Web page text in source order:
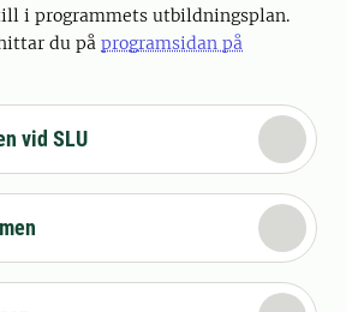
i programmets utbildningsplan.
du på programsidan på
vid SLU